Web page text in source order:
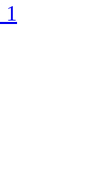
1